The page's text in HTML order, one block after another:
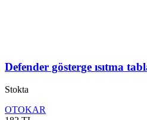
Defender gösterge ısıtma
Stokta
OTOKAR